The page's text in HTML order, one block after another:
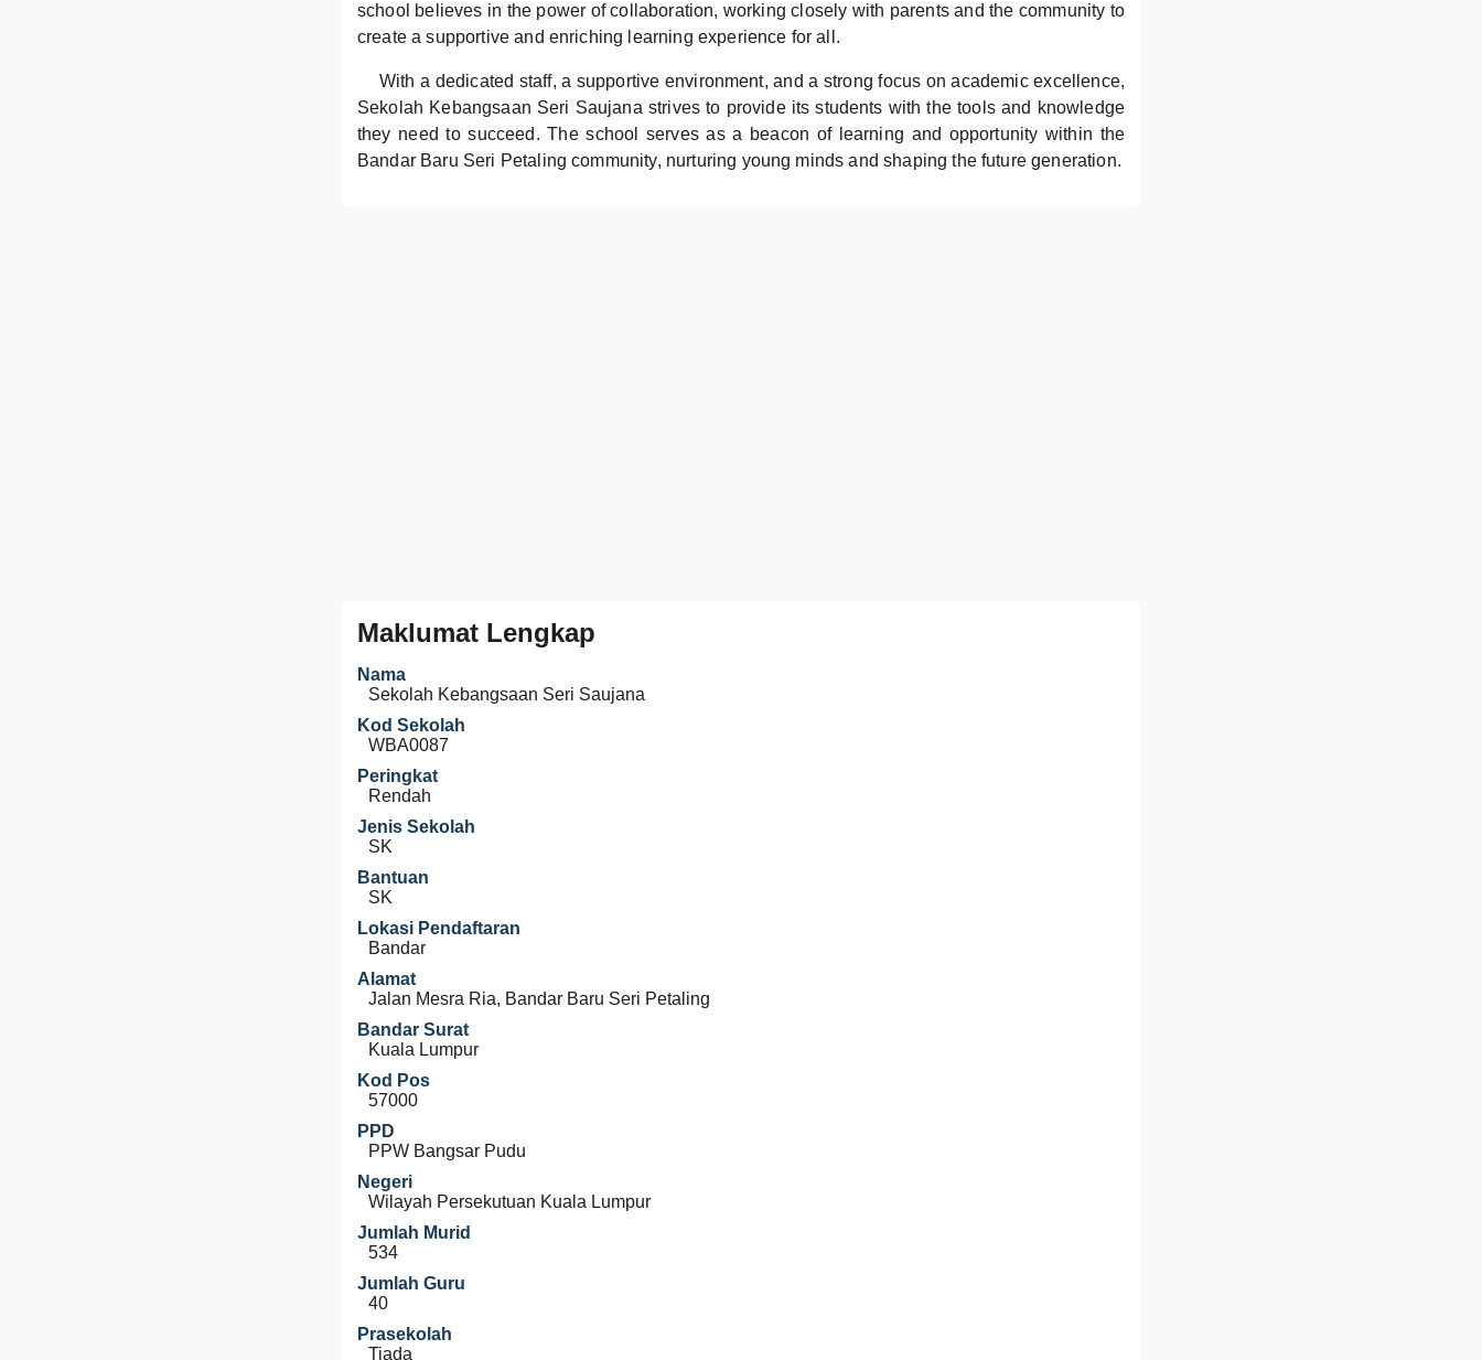
school believes in the power of collaboration, working closely with parents and the community to
create a supportive and enriching learning experience for all.
With a dedicated staff, a supportive environment, and a strong focus on academic excellence,
Sekolah Kebangsaan Seri Saujana strives to provide its students with the tools and knowledge
they need to succeed. The school serves as a beacon of learning and opportunity within the
Bandar Baru Seri Petaling community, nurturing young minds and shaping the future generation.
Maklumat Lengkap
Nama
Sekolah Kebangsaan Seri Saujana
Kod Sekolah
WBA0087
Peringkat
Rendah
Jenis Sekolah
SK
Bantuan
SK
Lokasi Pendaftaran
Bandar
Alamat
Jalan Mesra Ria, Bandar Baru Seri Petaling
Bandar Surat
Kuala Lumpur
Kod Pos
57000
PPD
PPW Bangsar Pudu
Negeri
Wilayah Persekutuan Kuala Lumpur
Jumlah Murid
534
Jumlah Guru
40
Prasekolah
Tiada